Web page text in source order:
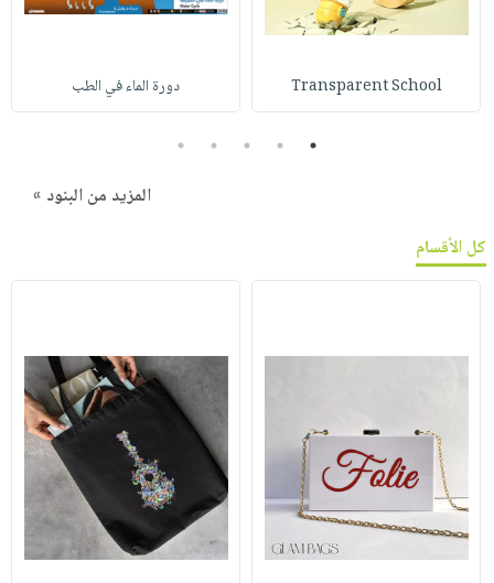
Transparent School دورة الماء في الطب
1
2
3
4
5
المزيد من البنود »
كل الأقسام